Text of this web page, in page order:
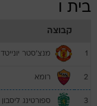
בית ו
קבוצה
1 מנצ'סטר יונייטד
2 רומא
3 ספורטינג ליסבון